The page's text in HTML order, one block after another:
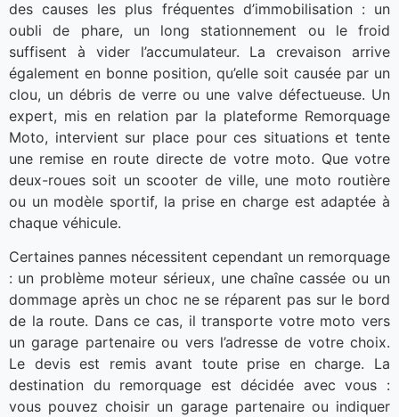
des causes les plus fréquentes d’immobilisation : un
oubli de phare, un long stationnement ou le froid
suffisent à vider l’accumulateur. La crevaison arrive
également en bonne position, qu’elle soit causée par un
clou, un débris de verre ou une valve défectueuse. Un
expert, mis en relation par la plateforme Remorquage
Moto, intervient sur place pour ces situations et tente
une remise en route directe de votre moto. Que votre
deux-roues soit un scooter de ville, une moto routière
ou un modèle sportif, la prise en charge est adaptée à
chaque véhicule.
Certaines pannes nécessitent cependant un remorquage
: un problème moteur sérieux, une chaîne cassée ou un
dommage après un choc ne se réparent pas sur le bord
de la route. Dans ce cas, il transporte votre moto vers
un garage partenaire ou vers l’adresse de votre choix.
Le devis est remis avant toute prise en charge. La
destination du remorquage est décidée avec vous :
vous pouvez choisir un garage partenaire ou indiquer